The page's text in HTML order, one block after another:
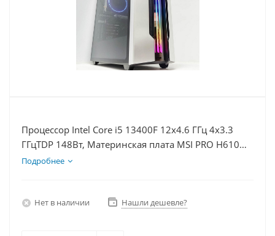
Процессор Intel Core i5 13400F 12x4.6 ГГц 4x3.3
ГГцTDP 148Вт, Материнская плата MSI PRO H610M-
E, Видеокарта RTX 5070Ti 16Гб, Память
Подробнее
Нет в наличии Нашли дешевле?